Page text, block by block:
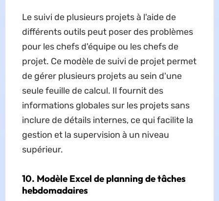
Le suivi de plusieurs projets à l'aide de
différents outils peut poser des problèmes
pour les chefs d'équipe ou les chefs de
projet. Ce modèle de suivi de projet permet
de gérer plusieurs projets au sein d'une
seule feuille de calcul. Il fournit des
informations globales sur les projets sans
inclure de détails internes, ce qui facilite la
gestion et la supervision à un niveau
supérieur.
10. Modèle Excel de planning de tâches
hebdomadaires